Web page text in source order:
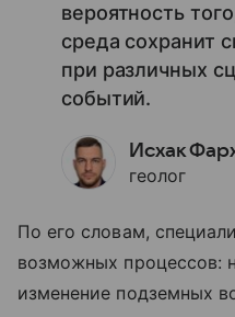
вероятность
среда сохранит
при различных
событий.
Исхак
геолог
По его словам,
возможных процессов:
изменение подземных